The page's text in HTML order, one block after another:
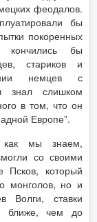
феодалов.
бы
покоренных
кончились бы
стариков и
немцев с
знал слишком
в том, что он
Европе”.
как мы знаем,
со своими
Псков, который
монголов, но и
Волги, ставки
ближе, чем до